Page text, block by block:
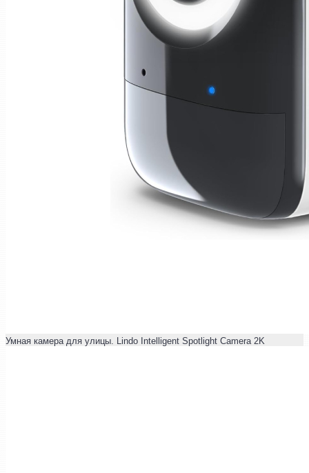
Умная камера для улицы. Lindo Intelligent Spotlight Camera 2K